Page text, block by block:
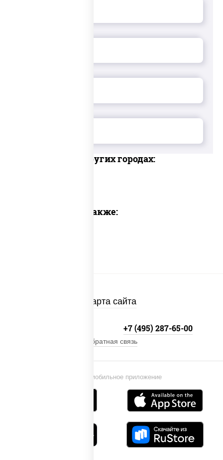
Доставка в других городах:
Предлагаем также:
Карта сайта
Установи мобильное приложение
+7 (495) 287-65-00
Обратная связь